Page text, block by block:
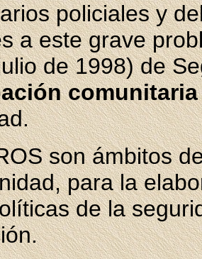
policiales y
a este grave
de 1998) de
son ámbitos
para la
de la